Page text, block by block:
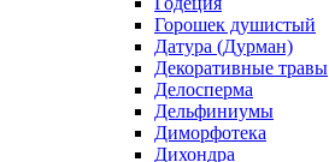
Горошек душистый
Датура (Дурман)
Декоративные травы
Делосперма
Дельфиниумы
Диморфотека
Дихондра